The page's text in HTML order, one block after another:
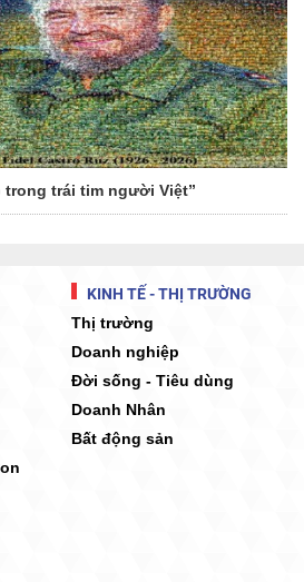
trong trái tim người Việt”
KINH TẾ - THỊ TRƯỜNG
Thị trường
Doanh nghiệp
Đời sống - Tiêu dùng
Doanh Nhân
Bất động sản